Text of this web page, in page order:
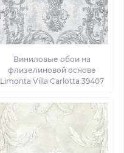
Виниловые обои на
флизелиновой основе
Limonta Villa Carlotta 39407